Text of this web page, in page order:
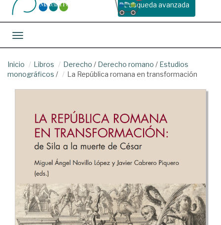
Busqueda avanzada
Toggle navigation
Inicio Libros Derecho / Derecho romano / Estudios
monográficos / La República romana en transformación